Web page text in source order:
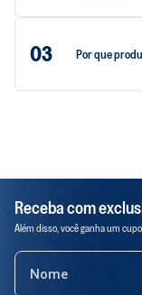
03 Por que
Receba com
Além disso, você ganha um